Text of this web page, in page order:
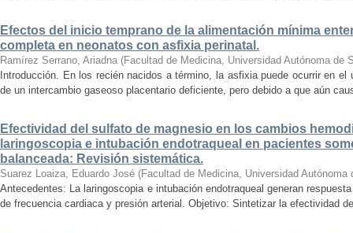
Efectos del inicio temprano de la alimentación mínima
completa en neonatos con asfixia perinatal.
Ramírez Serrano, Ariadna (Facultad de Medicina, Universidad Autónoma de
Introducción. En los recién nacidos a término, la asfixia puede ocurrir en
de un intercambio gaseoso placentario deficiente, pero debido a que aún
Efectividad del sulfato de magnesio en los cambios
laringoscopia e intubación endotraqueal en pacientes
balanceada: Revisión sistemática.
Suarez Loaiza, Eduardo José (Facultad de Medicina, Universidad
Antecedentes: La laringoscopia e intubación endotraqueal generan
de frecuencia cardiaca y presión arterial. Objetivo: Sintetizar la efectividad